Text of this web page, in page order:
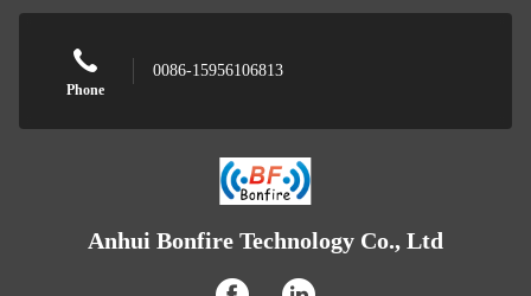
Phone
0086-15956106813
Anhui Bonfire Technology Co., Ltd